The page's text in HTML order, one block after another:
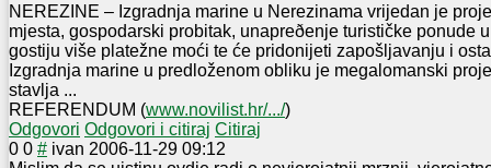
NEREZINE – Izgradnja marine u Nerezinama vrijedan je
mjesta, gospodarski probitak, unapreðenje turističke ponude
gostiju više platežne moći te će pridonijeti zapošljavanju i
Izgradnja marine u predloženom obliku je megalomanski
stavlja ...
REFERENDUM (www.novilist.hr/.../)
Odgovori Odgovori i citiraj Citiraj
0 0 # ivan 2006-11-29 09:12